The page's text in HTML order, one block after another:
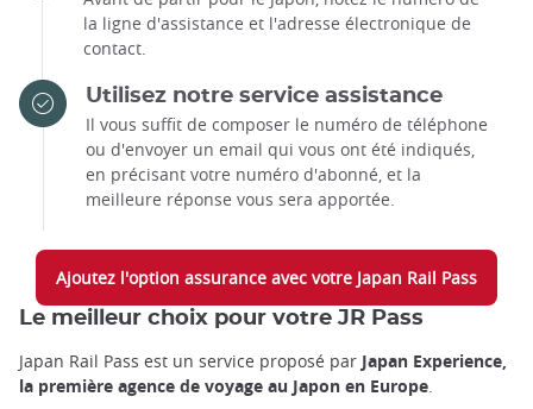
la ligne d'assistance et l'adresse électronique de
contact.
Utilisez notre service assistance
Il vous suffit de composer le numéro de téléphone
ou d'envoyer un email qui vous ont été indiqués,
en précisant votre numéro d'abonné, et la
meilleure réponse vous sera apportée.
Ajoutez l'option assurance avec votre Japan Rail Pass
Le meilleur choix pour votre JR Pass
Japan Rail Pass est un service proposé par Japan Experience,
la première agence de voyage au Japon en Europe.